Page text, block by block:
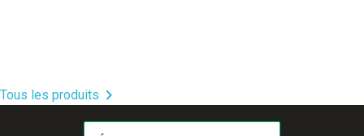
Tous les produits 